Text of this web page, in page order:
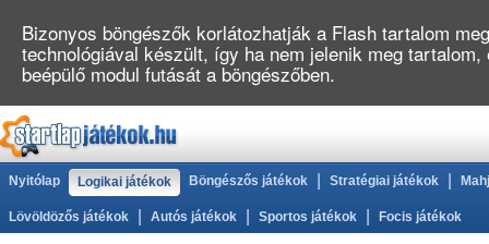
Nyitólap Logikai játékok Böngészős játékok Stratégiai játékok
Lövöldözős játékok Autós játékok Sportos játékok Focis játékok
Bizonyos böngészők korlátozhatják a Flash tartalom
technológiával készült, így ha nem jelenik meg
beépülő modul futását a böngészőben.